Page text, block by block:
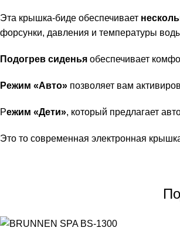
Эта крышка-биде обеспечивает
форсунки, давления и температуры
Подогрев сиденья обеспечивает
Режим «Авто» позволяет вам
Режим «Дети», который предлагает
Это то современная электронная